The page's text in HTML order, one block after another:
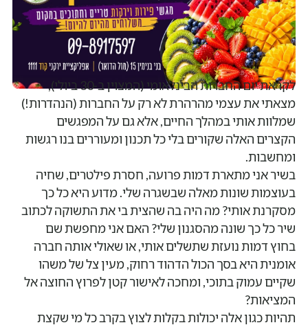
לקראת יום החברות הבינלאומי (המצוין ב-30 ביולי),
מצאתי את עצמי מהרהרת לא רק על החברות (הנהדרות!)
שמלוות אותי במהלך החיים, אלא גם על המפגשים
הקצרים האלה שקורים בלי כל תכנון ומעוררים בנו רגשות
ומחשבות.
בשיר אני מתארת דמות פרועה, חסרת פילטרים, שחיה
בעוצמות שונות מאלה שבשגרה שלי. מדוע היא כל כך
מסקרנת אותי? מה היה בה שהצית בי את התשוקה לכתוב
שיר כל כך שונה מהסגנון שלי? האם אני מחפשת שם
בחוץ דמות נועזת שתשלים אותי, או שאולי אותה חברה
אומנית היא בסך הכול הדהוד רחוק, מעין צל של משהו
שקיים עמוק בתוכי, ומחכה לאישור קטן לפרוץ החוצה אל
המציאות?
תהיות כגון אלה יכולות בקלות לצוץ בקרב כל מי שקצת